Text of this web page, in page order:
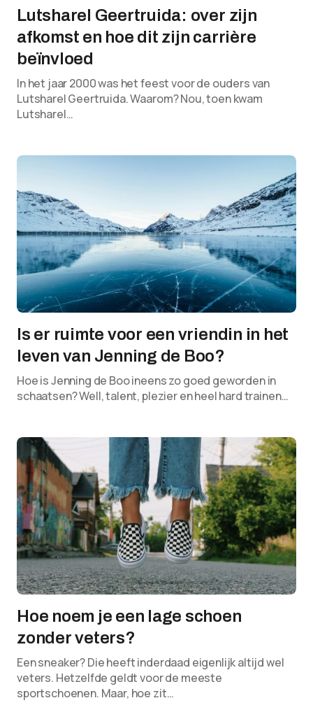
Lutsharel Geertruida: over zijn
afkomst en hoe dit zijn carrière
beïnvloed
In het jaar 2000 was het feest voor de ouders van
Lutsharel Geertruida. Waarom? Nou, toen kwam
Lutsharel…
Is er ruimte voor een vriendin in het
leven van Jenning de Boo?
Hoe is Jenning de Boo ineens zo goed geworden in
schaatsen? Well, talent, plezier en heel hard trainen…
Hoe noem je een lage schoen
zonder veters?
Een sneaker? Die heeft inderdaad eigenlijk altijd wel
veters. Hetzelfde geldt voor de meeste
sportschoenen. Maar, hoe zit…